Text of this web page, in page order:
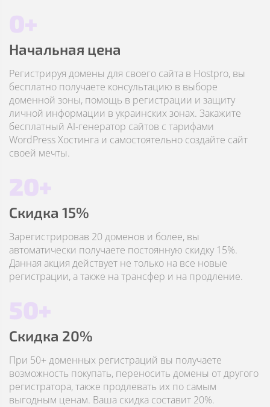
0+
Начальная цена
Регистрируя домены для своего сайта в Hostpro, вы
бесплатно получаете консультацию в выборе
доменной зоны, помощь в регистрации и защиту
личной информации в украинских зонах. Закажите
бесплатный AI-генератор сайтов с тарифами
WordPress Хостинга и самостоятельно создайте сайт
своей мечты.
20+
Скидка 15%
Зарегистрировав 20 доменов и более, вы
автоматически получаете постоянную скидку 15%.
Данная акция действует не только на все новые
регистрации, а также на трансфер и на продление.
50+
Скидка 20%
При 50+ доменных регистраций вы получаете
возможность покупать, переносить домены от другого
регистратора, также продлевать их по самым
выгодным ценам. Ваша скидка составит 20%.